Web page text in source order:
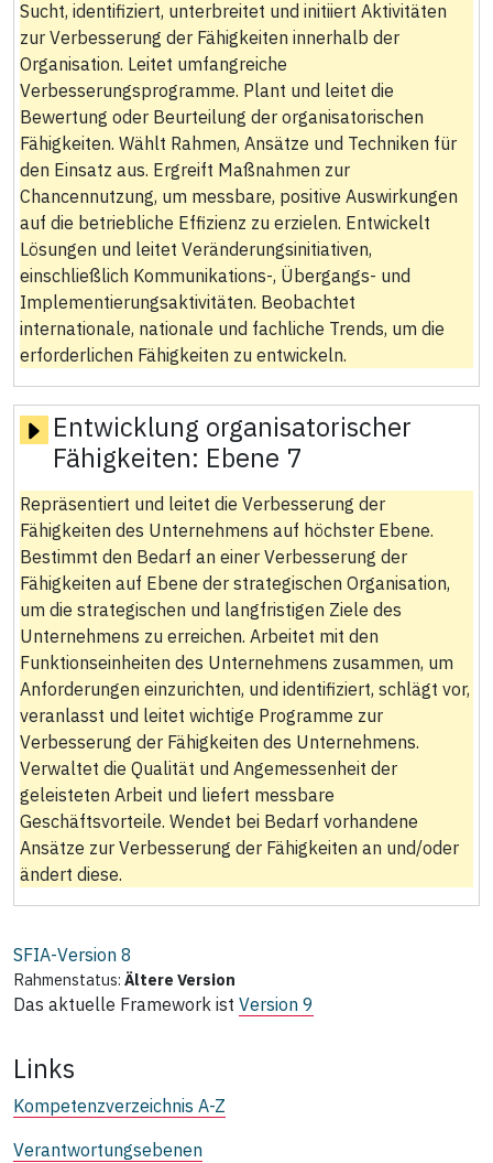
Sucht, identifiziert, unterbreitet und initiiert Aktivitäten
zur Verbesserung der Fähigkeiten innerhalb der
Organisation. Leitet umfangreiche
Verbesserungsprogramme. Plant und leitet die
Bewertung oder Beurteilung der organisatorischen
Fähigkeiten. Wählt Rahmen, Ansätze und Techniken für
den Einsatz aus. Ergreift Maßnahmen zur
Chancennutzung, um messbare, positive Auswirkungen
auf die betriebliche Effizienz zu erzielen. Entwickelt
Lösungen und leitet Veränderungsinitiativen,
einschließlich Kommunikations-, Übergangs- und
Implementierungsaktivitäten. Beobachtet
internationale, nationale und fachliche Trends, um die
erforderlichen Fähigkeiten zu entwickeln.
Entwicklung organisatorischer
Fähigkeiten: Ebene 7
Repräsentiert und leitet die Verbesserung der
Fähigkeiten des Unternehmens auf höchster Ebene.
Bestimmt den Bedarf an einer Verbesserung der
Fähigkeiten auf Ebene der strategischen Organisation,
um die strategischen und langfristigen Ziele des
Unternehmens zu erreichen. Arbeitet mit den
Funktionseinheiten des Unternehmens zusammen, um
Anforderungen einzurichten, und identifiziert, schlägt vor,
veranlasst und leitet wichtige Programme zur
Verbesserung der Fähigkeiten des Unternehmens.
Verwaltet die Qualität und Angemessenheit der
geleisteten Arbeit und liefert messbare
Geschäftsvorteile. Wendet bei Bedarf vorhandene
Ansätze zur Verbesserung der Fähigkeiten an und/oder
ändert diese.
SFIA-Version 8
Rahmenstatus: Ältere Version
Das aktuelle Framework ist Version 9
Links
Kompetenzverzeichnis A-Z
Verantwortungsebenen